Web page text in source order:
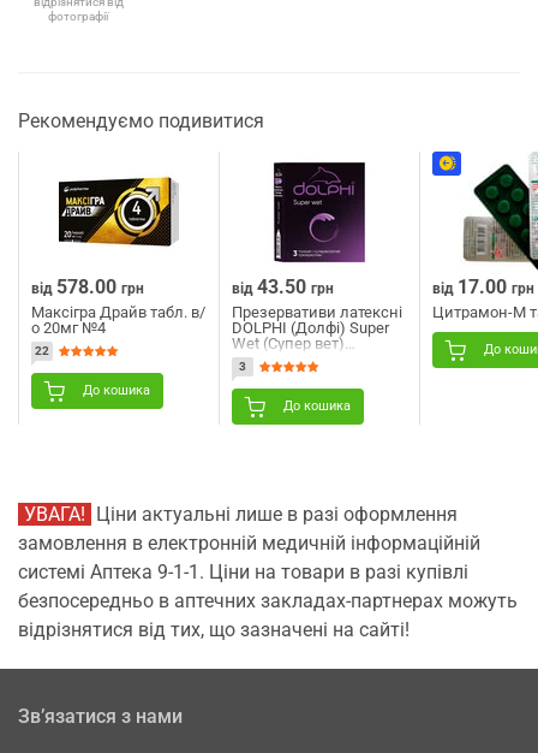
фотографії
Рекомендуємо подивитися
від 578.00 грн
Максігра Драйв табл. в/
о 20мг №4
22
До кошика
від 43.50 грн
Презервативи латексні
DOLPHI (Долфі) Super
Wet (Супер вет)
супертонкі в
силіконовій смазці 3
шт
3
До кошика
від 17.00 грн
Цитрамон-М
До
УВАГА! Ціни актуальні лише в разі оформлення
замовлення в електронній медичній інформаційній
системі Аптека 9-1-1. Ціни на товари в разі купівлі
безпосередньо в аптечних закладах-партнерах можуть
відрізнятися від тих, що зазначені на сайті!
Зв’язатися з нами